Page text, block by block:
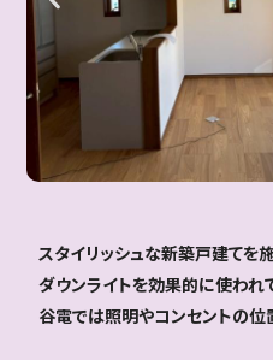
スタイリッシュな新築戸建てを
ダウンライトを効果的に使われ
谷電では照明やコンセントの位